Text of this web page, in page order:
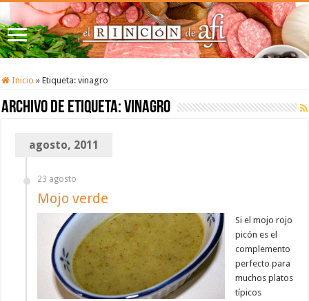
Inicio » Etiqueta:vinagro
Archivo de etiqueta:vinagro
agosto, 2011
23 agosto
Mojo verde
Si el mojo rojo
picón es el
complemento
perfecto para
muchos platos
típicos